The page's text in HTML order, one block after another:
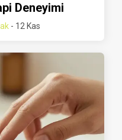
Deneyimi
- 12 Kas